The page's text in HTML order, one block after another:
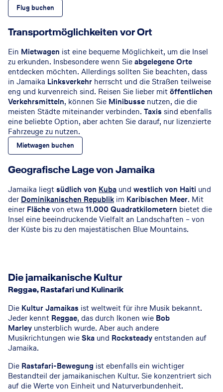
Flug buchen
Transportmöglichkeiten vor Ort
Ein Mietwagen ist eine bequeme Möglichkeit, um die Insel
zu erkunden. Insbesondere wenn Sieabgelegene Orte
entdecken möchten. Allerdings sollten Sie beachten, dass
in Jamaika Linksverkehr herrscht und die Straßen teilweise
eng und kurvenreich sind. Reisen Sie lieber mitöffentlichen
Verkehrsmitteln, können Sie Minibusse nutzen, die die
meisten Städte miteinander verbinden. Taxis sind ebenfalls
eine beliebte Option, aber achten Sie darauf, nur lizenzierte
Fahrzeuge zu nutzen.
Mietwagen buchen
Geografische Lage von Jamaika
Jamaika liegtsüdlich von Kuba und westlich von Haiti und
der Dominikanischen Republik im Karibischen Meer. Mit
einer Flächevon etwa 11.000 Quadratkilometern bietet die
Insel eine beeindruckende Vielfalt an Landschaften – von
der Küste bis zu den majestätischen Blue Mountains.
Die jamaikanische Kultur
Reggae, Rastafari und Kulinarik
Die Kultur Jamaikas ist weltweit für ihre Musik bekannt.
Jeder kennt Reggae, das durch Ikonen wie Bob
Marley unsterblich wurde. Aber auch andere
Musikrichtungen wieSka und Rocksteadyentstanden auf
Jamaika.
Die Rastafari-Bewegung ist ebenfalls ein wichtiger
Bestandteil der jamaikanischen Kultur. Sie konzentriert sich
auf die Werte von Einheit und Naturverbundenheit.